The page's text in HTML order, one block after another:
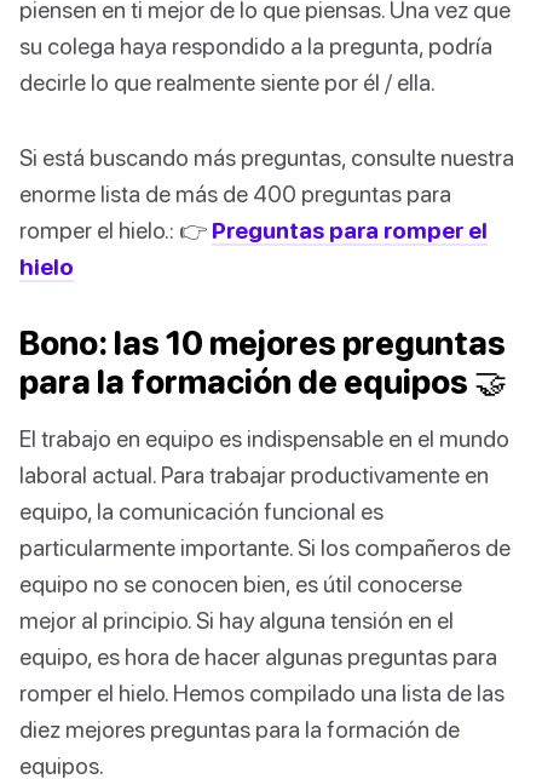
piensen en ti mejor de lo que piensas. Una vez que
su colega haya respondido a la pregunta, podría
decirle lo que realmente siente por él / ella.
Si está buscando más preguntas, consulte nuestra
enorme lista de más de 400 preguntas para
romper el hielo.: 👉 Preguntas para romper el
hielo
Bono: las 10 mejores preguntas
para la formación de equipos 🤝
El trabajo en equipo es indispensable en el mundo
laboral actual. Para trabajar productivamente en
equipo, la comunicación funcional es
particularmente importante. Si los compañeros de
equipo no se conocen bien, es útil conocerse
mejor al principio. Si hay alguna tensión en el
equipo, es hora de hacer algunas preguntas para
romper el hielo. Hemos compilado una lista de las
diez mejores preguntas para la formación de
equipos.